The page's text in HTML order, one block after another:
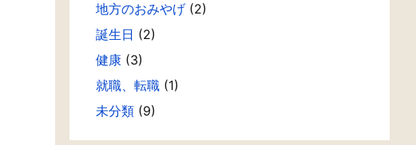
地方のおみやげ (2)
誕生日 (2)
健康 (3)
就職、転職 (1)
未分類 (9)